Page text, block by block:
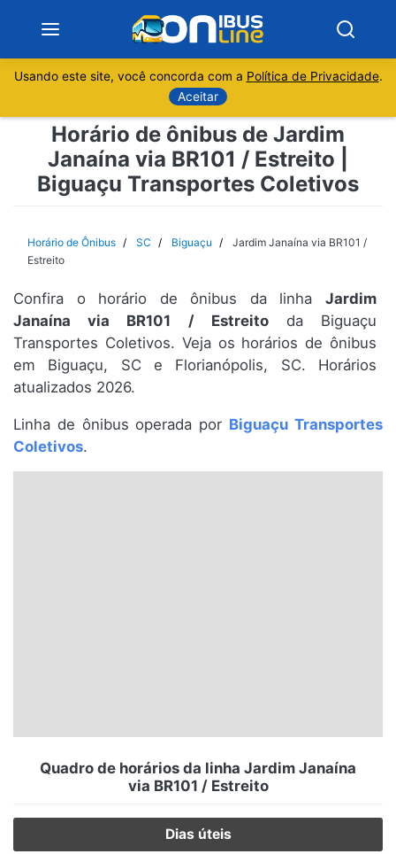
Sobre
Minas Gerais
Espírito Santo
Paraná
Santa Catarina
Usando este site, você concorda com a Política de Privacidade.
Aceitar
Horário de ônibus de Jardim
Janaína via BR101 / Estreito |
Biguaçu Transportes Coletivos
Horário de Ônibus SC Biguaçu
Jardim Janaína via BR101 /
Estreito
Confira o horário de ônibus da linha Jardim
Janaína via BR101 / Estreitoda Biguaçu
Transportes Coletivos. Veja os horários de ônibus
em Biguaçu, SC e Florianópolis, SC. Horários
atualizados 2026.
Linha de ônibus operada por Biguaçu Transportes
Coletivos.
Quadro de horários da linha Jardim Janaína
via BR101 / Estreito
Dias úteis